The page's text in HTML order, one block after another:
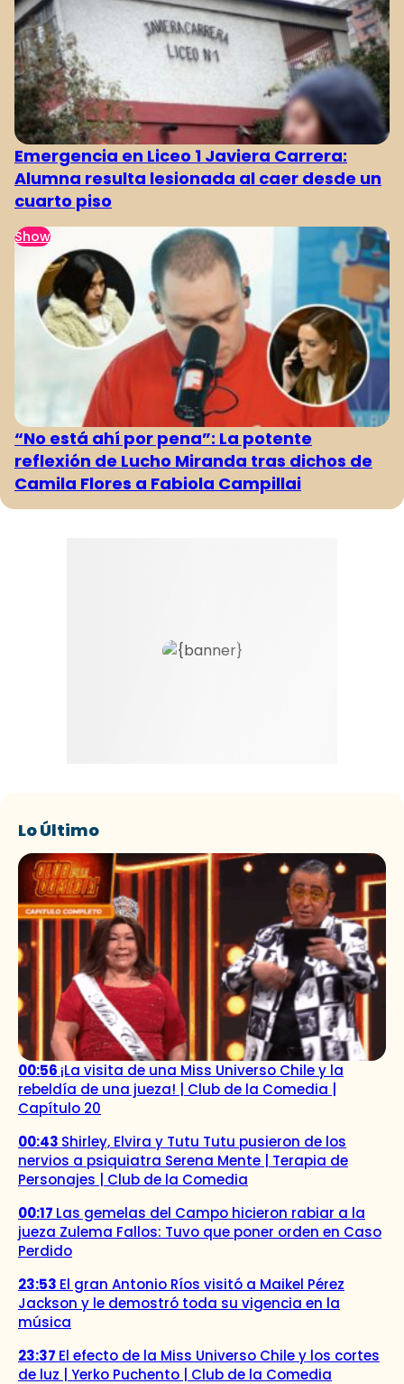
Emergencia en Liceo 1 Javiera Carrera:
Alumna resulta lesionada al caer desde un
cuarto piso
Show
“No está ahí por pena”: La potente
reflexión de Lucho Miranda tras dichos de
Camila Flores a Fabiola Campillai
Lo Último
00:56 ¡La visita de una Miss Universo Chile y la
rebeldía de una jueza! | Club de la Comedia |
Capítulo 20
00:43 Shirley, Elvira y Tutu Tutu pusieron de los
nervios a psiquiatra Serena Mente | Terapia de
Personajes | Club de la Comedia
00:17 Las gemelas del Campo hicieron rabiar a la
jueza Zulema Fallos: Tuvo que poner orden en Caso
Perdido
23:53 El gran Antonio Ríos visitó a Maikel Pérez
Jackson y le demostró toda su vigencia en la
música
23:37 El efecto de la Miss Universo Chile y los cortes
de luz | Yerko Puchento | Club de la Comedia